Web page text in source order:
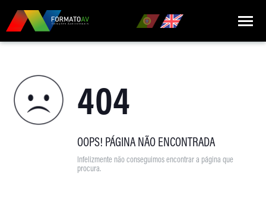
QUEM SOMOS
MARCAS 404
OOPS! PÁGINA NÃO ENCONTRADA
Infelizmente não conseguimos encontrar a página que
procura.